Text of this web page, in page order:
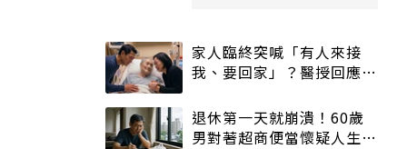
家人臨終突喊「有人來接
我、要回家」？醫授回應方
退休第一天就崩潰！60歲
男對著超商便當懷疑人生